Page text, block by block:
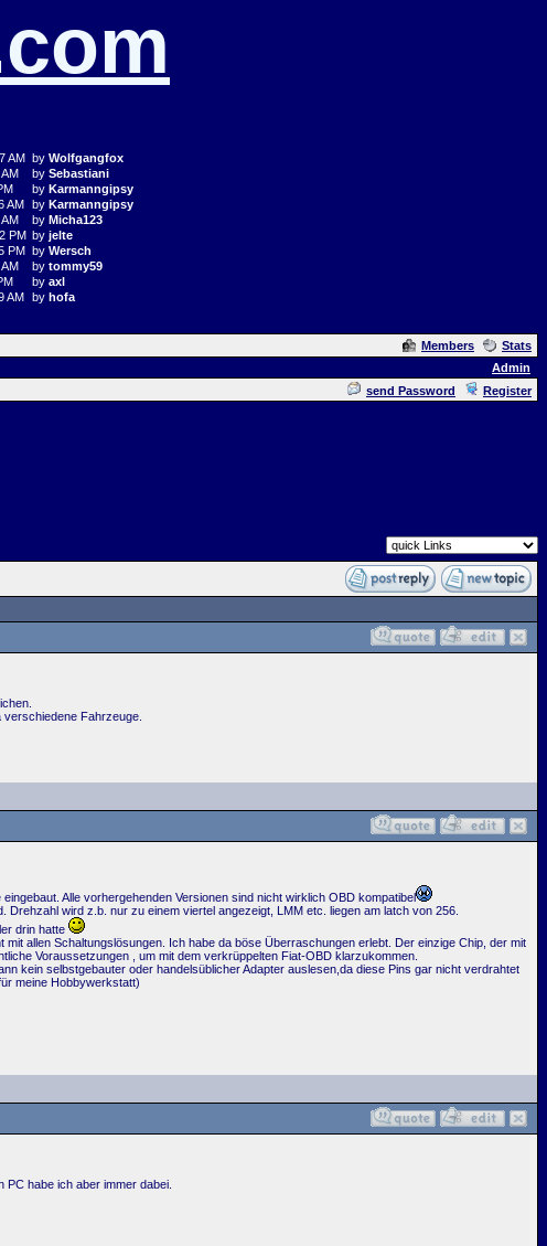
AM by Wolfgangfox
by Sebastiani
by Karmanngipsy
AM by Karmanngipsy
by Micha123
PM by jelte
PM by Wersch
by tommy59
by axl
AM by hofa
Members
Stats
Admin
send Password Register
Fahrzeuge.
Alle vorhergehenden Versionen sind nicht wirklich OBD kompatibel
wird z.b. nur zu einem viertel angezeigt, LMM etc. liegen am latch von 256.
drin hatte
allen Schaltungslösungen. Ich habe da böse Überraschungen erlebt. Der einzige Chip, der mit
Voraussetzungen , um mit dem verkrüppelten Fiat-OBD klarzukommen.
kein selbstgebauter oder handelsüblicher Adapter auslesen,da diese Pins gar nicht verdrahtet
meine Hobbywerkstatt)
habe ich aber immer dabei.